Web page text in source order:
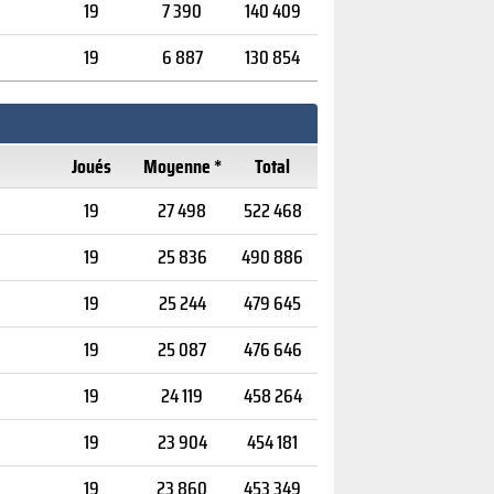
19 7 390 140 409
19 6 887 130 854
Joués Moyenne * Total
19 27 498 522 468
19 25 836 490 886
19 25 244 479 645
19 25 087 476 646
19 24 119 458 264
19 23 904 454 181